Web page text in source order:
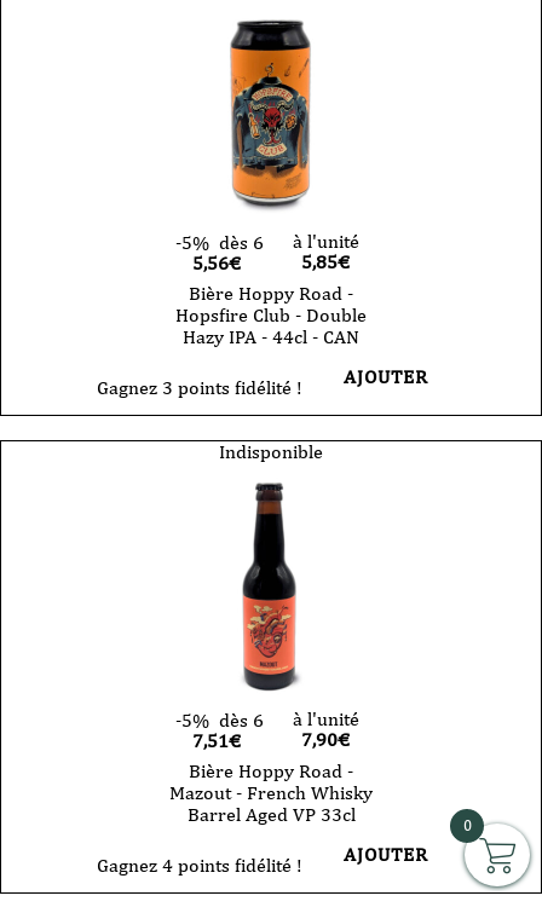
-5% dès 6
5,56€
à l'unité
5,85€
Bière Hoppy Road -
Hopsfire Club - Double
Hazy IPA - 44cl - CAN
Gagnez 3 points fidélité ! AJOUTER
Indisponible
-5% dès 6
7,51€
à l'unité
7,90€
Bière Hoppy Road -
Mazout - French Whisky
Barrel Aged VP 33cl
Gagnez 4 points fidélité ! AJOUTER
0